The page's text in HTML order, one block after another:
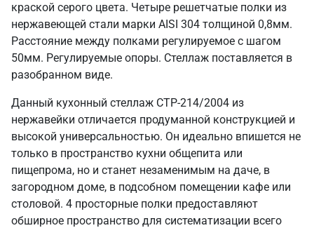
краской серого цвета. Четыре решетчатые полки из
нержавеющей стали марки AISI 304 толщиной 0,8мм.
Расстояние между полками регулируемое с шагом
50мм. Регулируемые опоры. Стеллаж поставляется в
разобранном виде.
Данный кухонный стеллаж СТР-214/2004 из
нержавейки отличается продуманной конструкцией и
высокой универсальностью. Он идеально впишется не
только в пространство кухни общепита или
пищепрома, но и станет незаменимым на даче, в
загородном доме, в подсобном помещении кафе или
столовой. 4 просторные полки предоставляют
обширное пространство для систематизации всего